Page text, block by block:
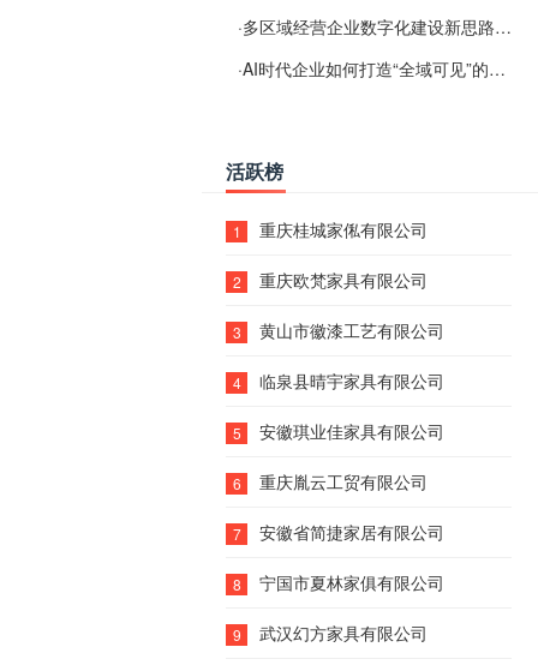
·多区域经营企业数字化建设新思路：多端载体与地域检索一体化落地思路分享
·AI时代企业如何打造“全域可见”的数字资产？梓彤超越给出新解法
活跃榜
1 重庆桂城家俬有限公司
2 重庆欧梵家具有限公司
3 黄山市徽漆工艺有限公司
4 临泉县晴宇家具有限公司
5 安徽琪业佳家具有限公司
6 重庆胤云工贸有限公司
7 安徽省简捷家居有限公司
8 宁国市夏林家俱有限公司
9 武汉幻方家具有限公司